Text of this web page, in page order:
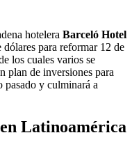
hotelera Barceló Hotel
para reformar 12 de
los cuales varios se
plan de inversiones para
pasado y culminará a
Latinoamérica